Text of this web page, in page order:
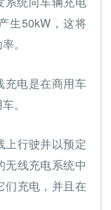
生50kW，这将
。
充电是在商用车
。
上行驶并以预定
无线充电系统中
们充电，并且在